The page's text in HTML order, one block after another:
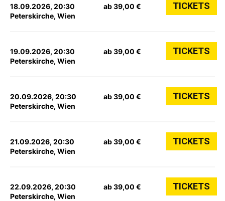
18.09.2026, 20:30
Peterskirche, Wien
ab 39,00 € TICKETS
19.09.2026, 20:30
Peterskirche, Wien
ab 39,00 € TICKETS
20.09.2026, 20:30
Peterskirche, Wien
ab 39,00 € TICKETS
21.09.2026, 20:30
Peterskirche, Wien
ab 39,00 € TICKETS
22.09.2026, 20:30
Peterskirche, Wien
ab 39,00 € TICKETS